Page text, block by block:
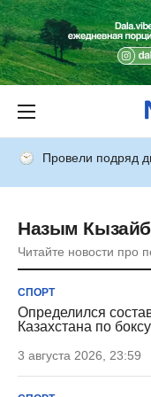
Провели подряд
Назым
Читайте новости про
СПОРТ
Определился
Казахстана по
3 августа 2026, 23:59